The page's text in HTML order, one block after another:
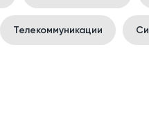
Телекоммуникации